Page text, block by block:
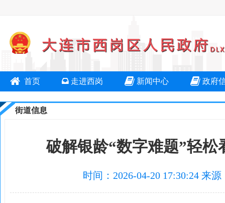
首页 走进西岗 新闻中心 政府
街道信息
破解银龄“数字难题”轻松
时间：2026-04-20 17:30:24 来